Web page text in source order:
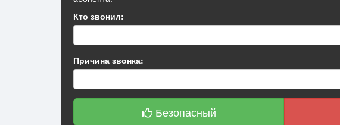
Кто звонил:
Причина звонка:
Безопасный